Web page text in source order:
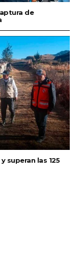
de
superan las 125